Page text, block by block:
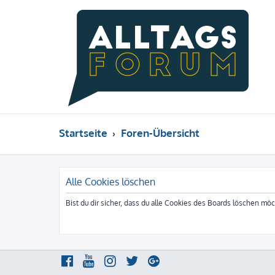
Startseite Foren-Übersicht
Alle Cookies löschen
Bist du dir sicher, dass du alle Cookies des Boards löschen